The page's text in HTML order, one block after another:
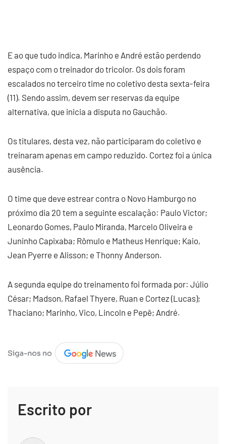
E ao que tudo indica, Marinho e André estão perdendo
espaço com o treinador do tricolor. Os dois foram
escalados no terceiro time no coletivo desta sexta-feira
(11). Sendo assim, devem ser reservas da equipe
alternativa, que inicia a disputa no Gauchão.
Os titulares, desta vez, não participaram do coletivo e
treinaram apenas em campo reduzido. Cortez foi a única
ausência.
O time que deve estrear contra o Novo Hamburgo no
próximo dia 20 tem a seguinte escalação: Paulo Victor;
Leonardo Gomes, Paulo Miranda, Marcelo Oliveira e
Juninho Capixaba; Rômulo e Matheus Henrique; Kaio,
Jean Pyerre e Alisson; e Thonny Anderson.
A segunda equipe do treinamento foi formada por: Júlio
César; Madson, Rafael Thyere, Ruan e Cortez (Lucas);
Thaciano; Marinho, Vico, Lincoln e Pepê; André.
Escrito por